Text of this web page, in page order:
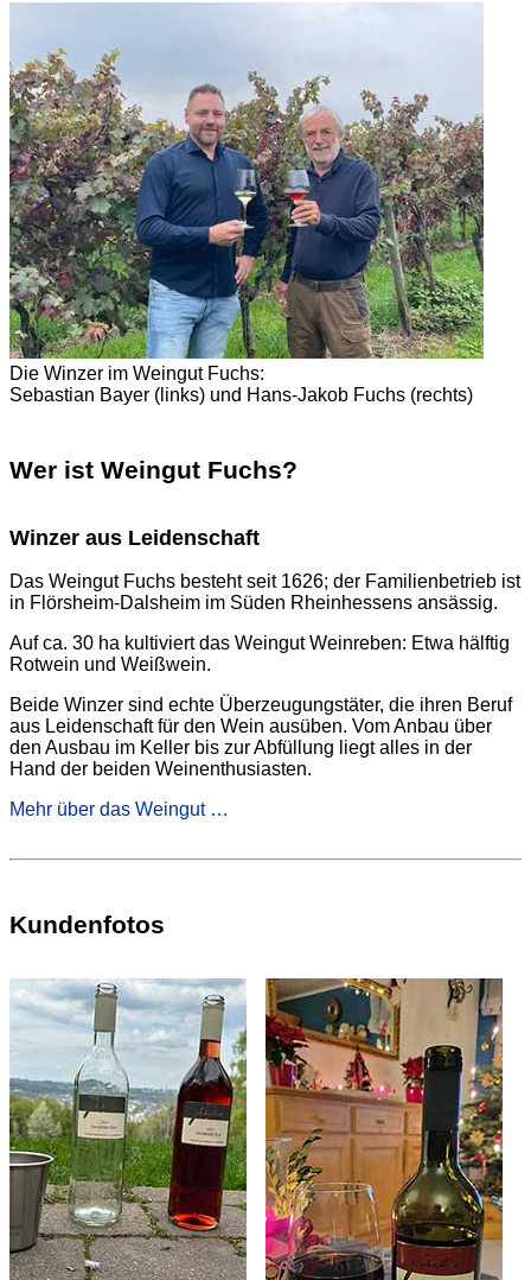
Die Winzer im Weingut Fuchs:
Sebastian Bayer (links) und Hans-Jakob Fuchs (rechts)
Wer ist Weingut Fuchs?
Winzer aus Leidenschaft
Das Weingut Fuchs besteht seit 1626; der Familienbetrieb ist
in Flörsheim-Dalsheim im Süden Rheinhessens ansässig.
Auf ca. 30 ha kultiviert das Weingut Weinreben: Etwa hälftig
Rotwein und Weißwein.
Beide Winzer sind echte Überzeugungstäter, die ihren Beruf
aus Leidenschaft für den Wein ausüben. Vom Anbau über
den Ausbau im Keller bis zur Abfüllung liegt alles in der
Hand der beiden Weinenthusiasten.
Mehr über das Weingut …
Kundenfotos